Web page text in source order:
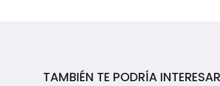
TAMBIÉN TE PODRÍA INTERESAR